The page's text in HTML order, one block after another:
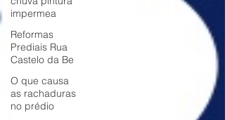
impermea
Reformas
Prediais Rua
Castelo da Be
O que causa
as rachaduras
no prédio